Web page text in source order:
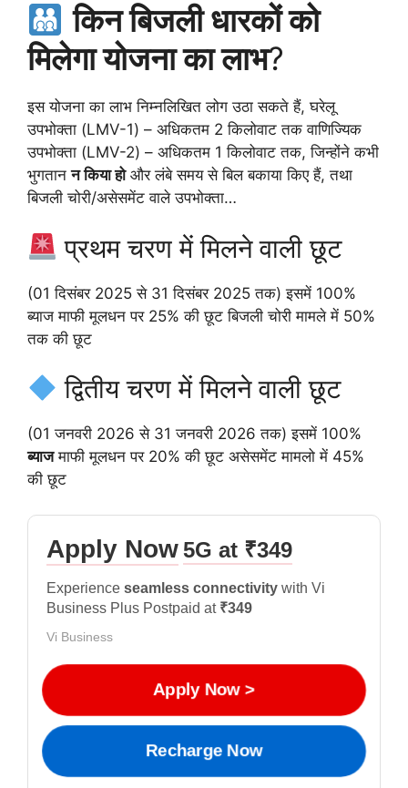
किन बिजली धारकों को
मिलेगा योजना का लाभ?
इस योजना का लाभ निम्नलिखित लोग उठा सकते हैं, घरेलू
उपभोक्ता (LMV-1) – अधिकतम 2 किलोवाट तक वाणिज्यिक
उपभोक्ता (LMV-2) – अधिकतम 1 किलोवाट तक, जिन्होंने कभी
भुगतानन किया होऔर लंबे समय से बिल बकाया किए हैं, तथा
बिजली चोरी/असेसमेंट वाले उपभोक्ता…
प्रथम चरण में मिलने वाली छूट
(01 दिसंबर 2025 से 31 दिसंबर 2025 तक) इसमें 100%
ब्याज माफी मूलधन पर 25% की छूट बिजली चोरी मामले में 50%
तक की छूट
द्वितीय चरण में मिलने वाली छूट
(01 जनवरी 2026 से 31 जनवरी 2026 तक) इसमें 100%
ब्याजमाफी मूलधन पर 20% की छूट असेसमेंट मामलो में 45%
की छूट
Apply Now5G at ₹349
Experience seamless connectivity with Vi
Business Plus Postpaid at ₹349
Vi Business
Apply Now >
Recharge Now